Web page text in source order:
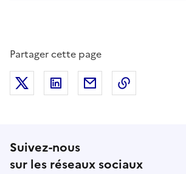
Partager cette page
Partager sur X (anciennement
Partager sur LinkedIn
Partager par email
Suivez-nous
sur les réseaux sociaux